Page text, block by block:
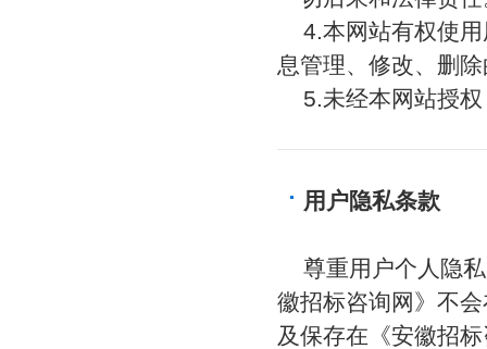
4.本网站有权使
息管理、修改、删
5.未经本网站授
用户隐私条款
尊重用户个人隐
徽招标咨询网》不
及保存在《安徽招